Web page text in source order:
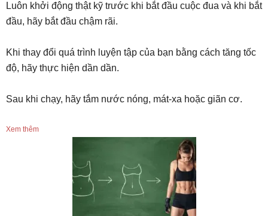
Luôn khởi động thật kỹ trước khi bắt đầu cuộc đua và khi bắt
đầu, hãy bắt đầu chậm rãi.
Khi thay đổi quá trình luyện tập của bạn bằng cách tăng tốc
độ, hãy thực hiện dần dần.
Sau khi chạy, hãy tắm nước nóng, mát-xa hoặc giãn cơ.
Xem thêm